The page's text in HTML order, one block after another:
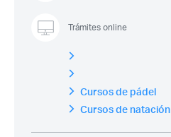
estas registrado?
Trámites online
Cursos de pádel
Cursos de natación